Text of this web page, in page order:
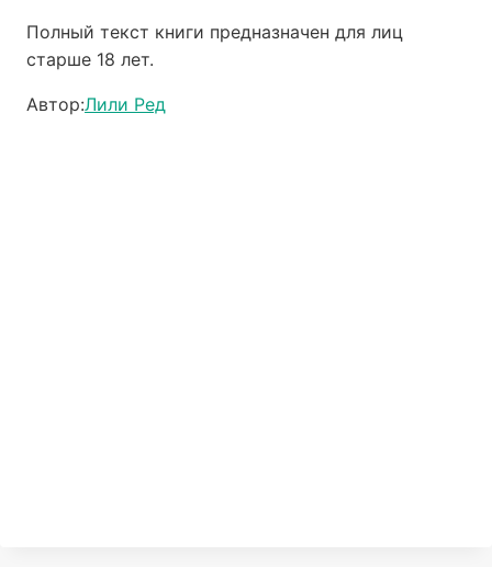
Полный текст книги предназначен для лиц
старше 18 лет.
Автор:Лили Ред